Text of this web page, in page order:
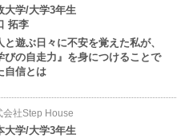
大学/大学3年生
拓李
と遊ぶ日々に不安を覚えた私が、
びの自走力』を身につけることで
自信とは
会社Step House
大学/大学3年生